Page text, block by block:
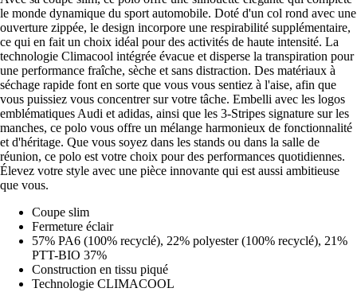
le monde dynamique du sport automobile. Doté d'un col rond avec une
ouverture zippée, le design incorpore une respirabilité supplémentaire,
ce qui en fait un choix idéal pour des activités de haute intensité. La
technologie Climacool intégrée évacue et disperse la transpiration pour
une performance fraîche, sèche et sans distraction. Des matériaux à
séchage rapide font en sorte que vous vous sentiez à l'aise, afin que
vous puissiez vous concentrer sur votre tâche. Embelli avec les logos
emblématiques Audi et adidas, ainsi que les 3-Stripes signature sur les
manches, ce polo vous offre un mélange harmonieux de fonctionnalité
et d'héritage. Que vous soyez dans les stands ou dans la salle de
réunion, ce polo est votre choix pour des performances quotidiennes.
Élevez votre style avec une pièce innovante qui est aussi ambitieuse
que vous.
Coupe slim
Fermeture éclair
57% PA6 (100% recyclé), 22% polyester (100% recyclé), 21%
PTT-BIO 37%
Construction en tissu piqué
Technologie CLIMACOOL